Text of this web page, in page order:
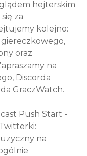
hejterskim
za
kolejno:
oraz
na
Discorda
GraczWatch.
Push Start -
na